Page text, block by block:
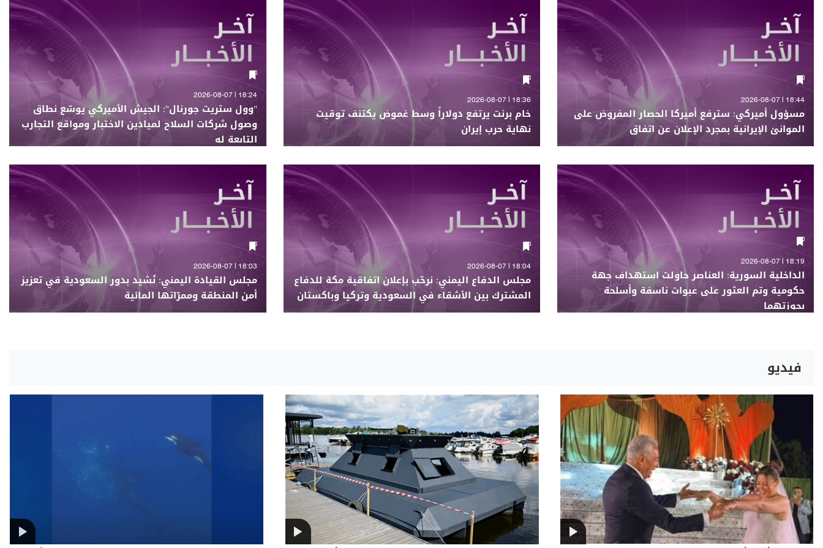
18:44 | 2026-08-07
مسؤول أميركي: سترفع أميركا الحصار المفروض على
الموانئ الإيرانية بمجرد الإعلان عن اتفاق
18:36 | 2026-08-07
خام برنت يرتفع دولاراً وسط غموض يكتنف توقيت
نهاية حرب إيران
18:24 | 2026-08-07
"وول ستريت جورنال": الجيش الأميركي يوسّع نطاق
وصول شركات السلاح لميادين الاختبار ومواقع التجارب
التابعة له
18:19 | 2026-08-07
الداخلية السورية: العناصر حاولت استهداف جهة
حكومية وتم العثور على عبوات ناسفة وأسلحة
بحوزتهما
18:04 | 2026-08-07
مجلس الدفاع اليمني: نرحّب بإعلان اتفاقية مكة للدفاع
المشترك بين الأشقاء في السعودية وتركيا وباكستان
18:03 | 2026-08-07
مجلس القيادة اليمني: نُشيد بدور السعودية في تعزيز
أمن المنطقة وممرّاتها المائية
فيديو